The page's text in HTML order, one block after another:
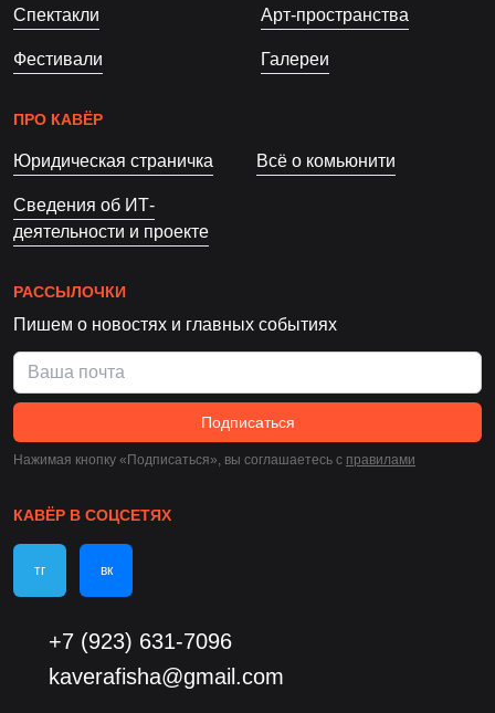
Спектакли
Фестивали
Арт-пространства
Галереи
ПРО КАВЁР
Юридическая страничка Всё о комьюнити
Сведения об ИТ-
деятельности и проекте
РАССЫЛОЧКИ
Пишем о новостях и главных событиях
Подписаться
Нажимая кнопку «Подписаться», вы соглашаетесь c правилами
КАВЁР В СОЦСЕТЯХ
тг вк
+7 (923) 631-7096
kaverafisha@gmail.com